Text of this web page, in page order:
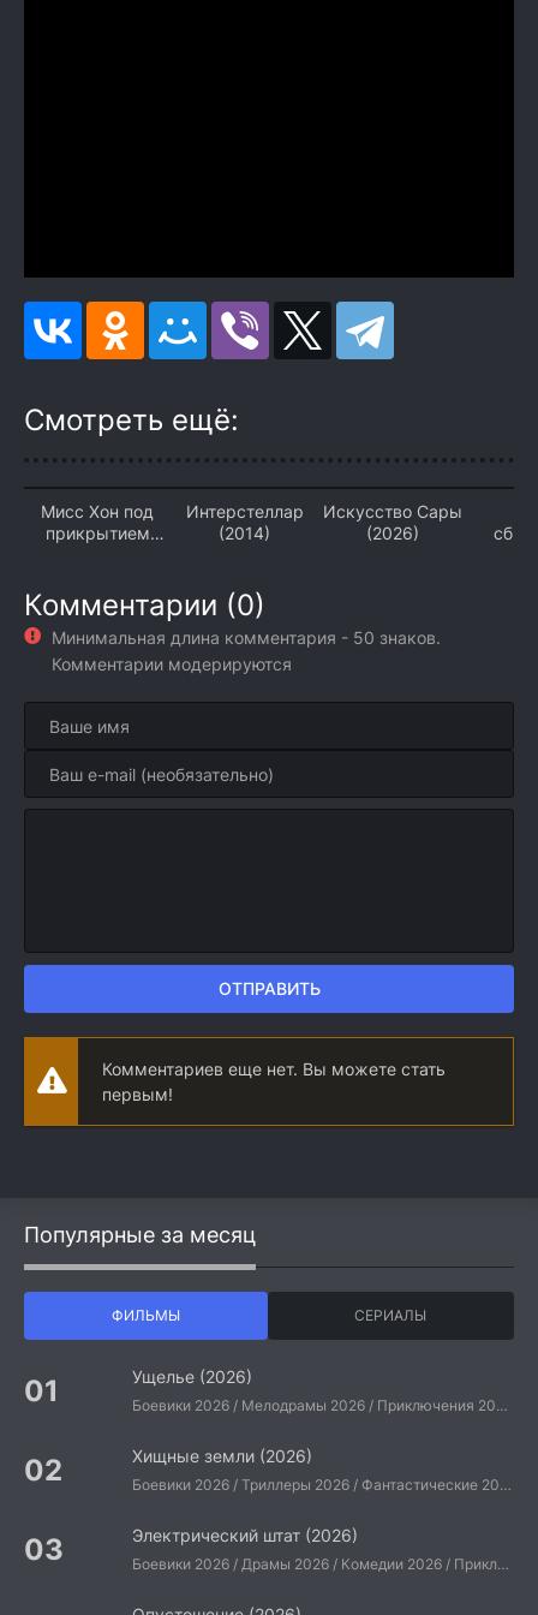
Смотреть ещё:
Мисс Хон под
прикрытием
Интерстеллар
(2014)
Искусство Сары
(2026)
Комментарии (0)
Минимальная длина комментария - 50 знаков.
Комментарии модерируются
ОТПРАВИТЬ
Комментариев еще нет. Вы можете стать
первым!
Популярные за месяц
ФИЛЬМЫ СЕРИАЛЫ
Ущелье (2026)
Боевики 2026 / Мелодрамы 2026 / Приключения 2026 / Ужасы 2026 / Фантастические 2026 / Зарубежные фильмы 2026 / Американские фильмы / Фильмы 2026
Хищные земли (2026)
Боевики 2026 / Триллеры 2026 / Фантастические 2026 / Зарубежные фильмы 2026 / Американские фильмы / Фильмы 2026
Электрический штат (2026)
Боевики 2026 / Драмы 2026 / Комедии 2026 / Приключения 2026 / Фантастические 2026 / Зарубежные фильмы 2026 / Американские фильмы / Фильмы 2026